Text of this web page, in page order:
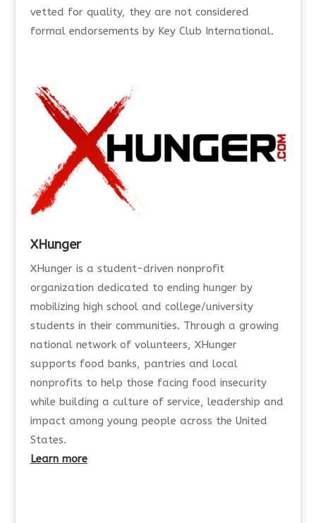
vetted for quality, they are not considered
formal endorsements by Key Club International.
XHunger
XHunger is a student-driven nonprofit
organization dedicated to ending hunger by
mobilizing high school and college/university
students in their communities. Through a growing
national network of volunteers, XHunger
supports food banks, pantries and local
nonprofits to help those facing food insecurity
while building a culture of service, leadership and
impact among young people across the United
States.
Learn more